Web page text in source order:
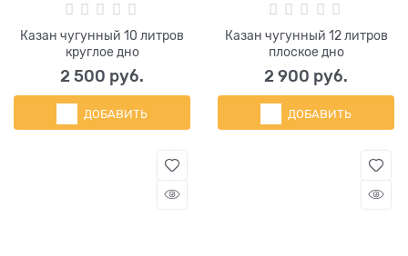
Казан чугунный 10 литров
круглое дно
2 500 руб.
ДОБАВИТЬ
Казан чугунный 12 литров
плоское дно
2 900 руб.
ДОБАВИТЬ